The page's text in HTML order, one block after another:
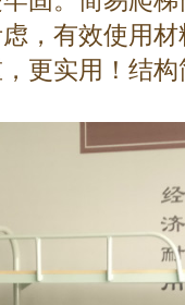
，有效使用
更实用！结